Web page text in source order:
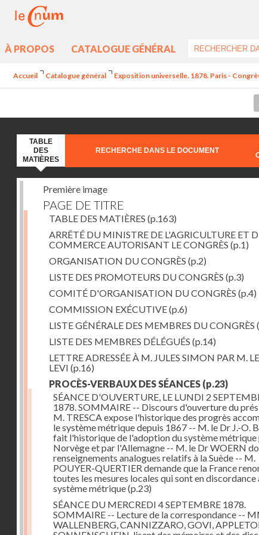
À PROPOS CATALOGUE GÉNÉRAL
Accueil Catalogue général Exposition universelle. 1878. Paris -
TABLE
DES
MATIÈRES
RECHERCHE DANS LE DOCUMENT
Première image
PAGE DE TITRE
TABLE DES MATIÈRES (p.163)
ARRÊTÉ DU MINISTRE DE L'AGRICULTURE ET
COMMERCE AUTORISANT LE CONGRÈS (p.1)
ORGANISATION DU CONGRÈS (p.2)
LISTE DES PROMOTEURS DU CONGRÈS (p.3)
COMITÉ D'ORGANISATION DU CONGRÈS (p.4)
COMMISSION EXÉCUTIVE(p.6)
LISTE GÉNÉRALE DES MEMBRES DU CONGRÈS
LISTE DES MEMBRES DÉLÉGUÉS (p.14)
LETTRE ADRESSÉE À M. JULES SIMON PAR M.
LEVI (p.16)
PROCÈS-VERBAUX DES SÉANCES (p.23)
SÉANCE D'OUVERTURE, LE LUNDI 2
1878. SOMMAIRE -- Discours d'ouverture du
M. TRESCA expose l'historique des progrès
le système métrique depuis 1867 -- M. le Dr J.-O.
fait l'historique de l'adoption du système métrique
Norvège et par l'Allemagne -- M. le Dr WOERN
renseignements analogues relatifs à la Suède -- M.
POUYER-QUERTIER demande que la France
toutes les mesures locales qui sont en discordance
système métrique(p.23)
SÉANCE DU MERCREDI 4 SEPTEMBRE 1878.
SOMMAIRE -- Lecture de la correspondance --
WALLENBERG, CANNIZZARO, GOVI,